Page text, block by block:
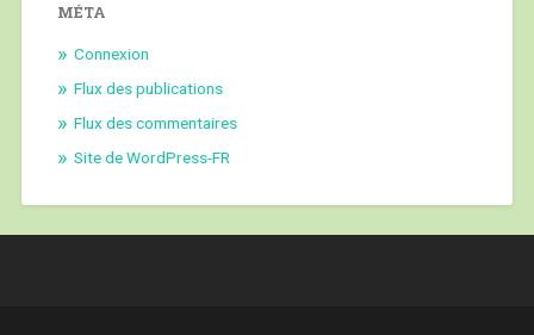
MÉTA
Connexion
Flux des publications
Flux des commentaires
Site de WordPress-FR